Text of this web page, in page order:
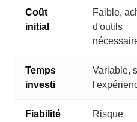
Coût
initial
Faible,
d'outils
Temps
investi
Variable,
Fiabilité
Risque